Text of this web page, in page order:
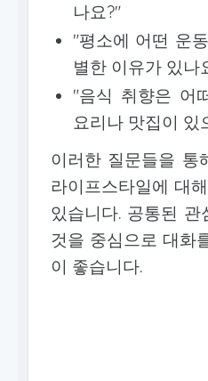
나요?"
"평소에 어떤 운
별한 이유가 있나
"음식 취향은 어
요리나 맛집이 있
이러한 질문들을 통
라이프스타일에 대
있습니다. 공통된
것을 중심으로 대화
이 좋습니다.